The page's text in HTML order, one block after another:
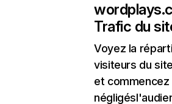
Trafic du
Voyez la
visiteurs du
et